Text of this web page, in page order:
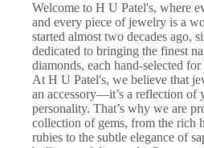
Welcome to H U Patel's, where
and every piece of jewelry is a
started almost two decades ago,
dedicated to bringing the finest
diamonds, each hand-selected
At H U Patel's, we believe that
an accessory—it’s a reflection of
personality. That’s why we are
collection of gems, from the rich
rubies to the subtle elegance of